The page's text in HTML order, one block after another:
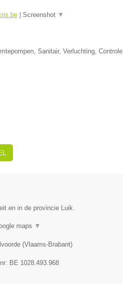
| Screenshot ▼
Sanitair, Verluchting, Controle
en in de provincie Luik.
maps ▼
(Vlaams-Brabant)
BE 1028.493.968